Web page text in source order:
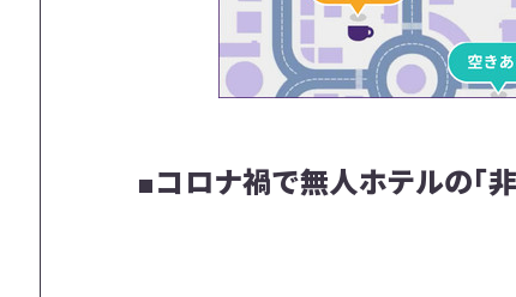
■コロナ禍で無人ホテルの「